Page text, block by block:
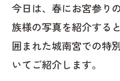
今日は、春にお宮参り
族様の写真を紹介する
囲まれた城南宮での特
いてご紹介します。